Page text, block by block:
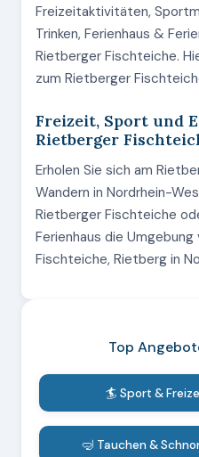
Freizeitaktivitäten,
Trinken, Ferienhaus &
Rietberger Fischteiche.
zum Rietberger
Freizeit, Sport und
Rietberger
Erholen Sie sich am
Wandern in Nordrhein-
Rietberger Fischteiche
Ferienhaus die
Fischteiche, Rietberg in
Top
🏄 Sport &
🤿 Tauchen &